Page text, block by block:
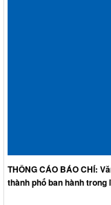
THÔNG CÁO BÁO CHÍ:
thành phố ban hành